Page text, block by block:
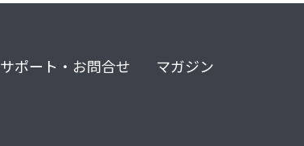
サポート・お問合せ マガジン